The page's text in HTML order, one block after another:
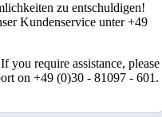
zu entschuldigen!
Kundenservice unter +49
you require assistance, please
on +49 (0)30 - 81097 - 601.